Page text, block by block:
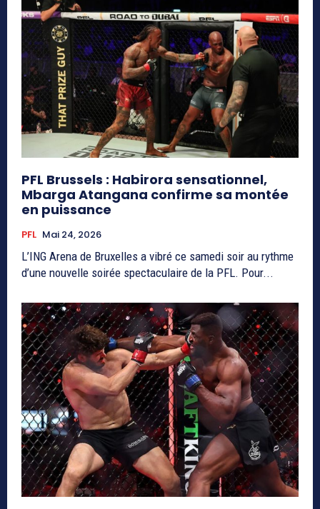
PFL Brussels : Habirora sensationnel,
Mbarga Atangana confirme sa montée
en puissance
PFL Mai 24, 2026
L’ING Arena de Bruxelles a vibré ce samedi soir au rythme
d’une nouvelle soirée spectaculaire de la PFL. Pour...